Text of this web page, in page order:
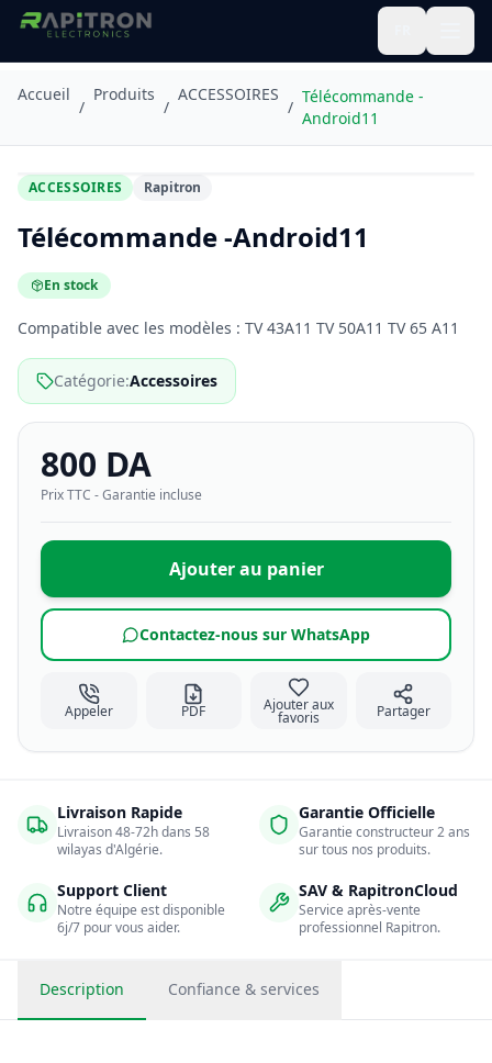
Accueil
/
Produits
/
ACCESSOIRES
/
Télécommande -
Android11
Agrandir
ACCESSOIRES Rapitron
Télécommande -Android11
En stock
Compatible avec les modèles : TV 43A11 TV 50A11 TV 65 A11
Catégorie:Accessoires
800 DA
Prix TTC - Garantie incluse
Ajouter au panier
Contactez-nous sur WhatsApp
Appeler PDF Ajouter aux
favoris Partager
Livraison Rapide
Livraison 48-72h dans 58
wilayas d'Algérie.
Garantie Officielle
Garantie constructeur 2 ans
sur tous nos produits.
Support Client
Notre équipe est disponible
6j/7 pour vous aider.
SAV & RapitronCloud
Service après-vente
professionnel Rapitron.
Description Confiance & services